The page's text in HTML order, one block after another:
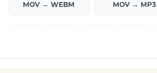
MOV → WEBM MOV → MP3